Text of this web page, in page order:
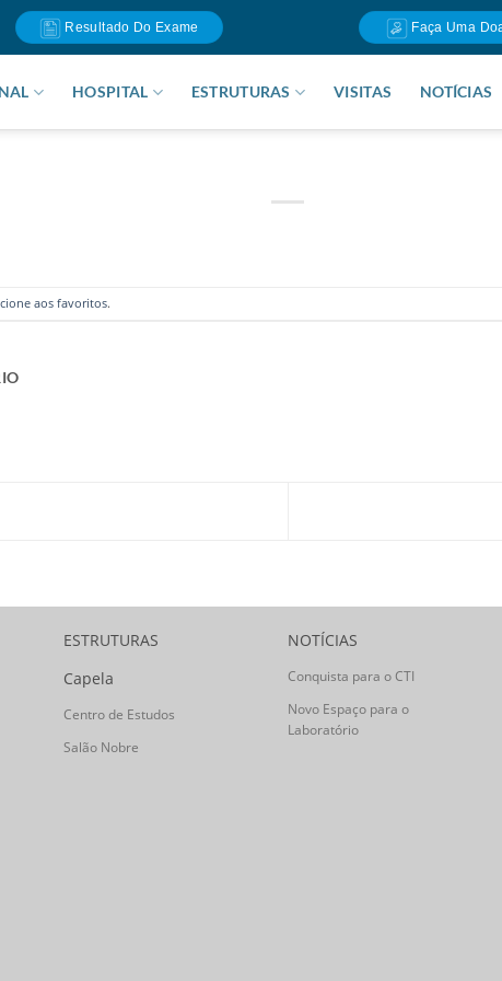
Resultado Do Exame Faça Uma
HOSPITAL ESTRUTURAS VISITAS NOTÍCIAS
aos favoritos.
ESTRUTURAS
Capela
Centro de Estudos
Salão Nobre
NOTÍCIAS
Conquista para o CTI
Novo Espaço para o
Laboratório